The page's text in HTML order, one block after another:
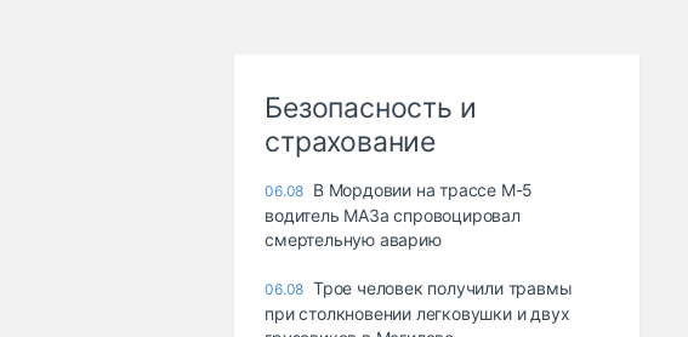
Безопасность и
страхование
06.08 В Мордовии на трассе М-5
водитель МАЗа спровоцировал
смертельную аварию
06.08 Трое человек получили травмы
при столкновении легковушки и двух